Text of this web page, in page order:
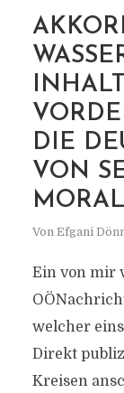
DIE
VON
Von Efgani
Ein von mir
welcher
Direkt
Kreisen